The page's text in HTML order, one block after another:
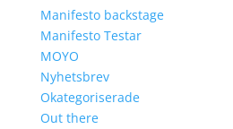
Manifesto backstage
Manifesto Testar
MOYO
Nyhetsbrev
Okategoriserade
Out there